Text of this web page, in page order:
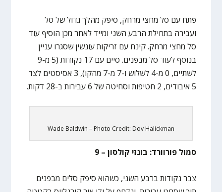
פתח עם סל מחצי מרחק, סיפק מהלך גדול של סל
ועבירה בתחילת הרבע השני ומייד לאחר מכן הוסיף עוד
סל מחצי מרחק. קינח עם זריקות עונשין שסגרו עניין
בנוסף לעוד סל מבפנים. סיים עם 17 נקודות (5 מ-9
לשתיים, 0 מ-4 לשלוש ו-7 מ-7 מהקו), 3 אסיסטים לצד
5 איבודים, 2 חטיפות וסחיטה של 6 עבירות ב-28 דקות.
Wade Baldwin – Photo Credit: Dov Halickman
סמול פורוורד: בונזי קולסון – 9
צבר נקודות ברבע השני, כשהוא סיפק סלים מבפנים